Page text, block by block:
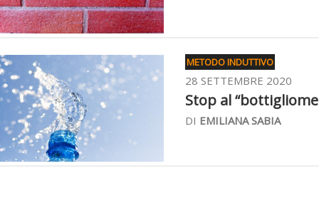
METODO INDUTTIVO
28 SETTEMBRE 2020
Stop al
DI EMILIANA SABIA